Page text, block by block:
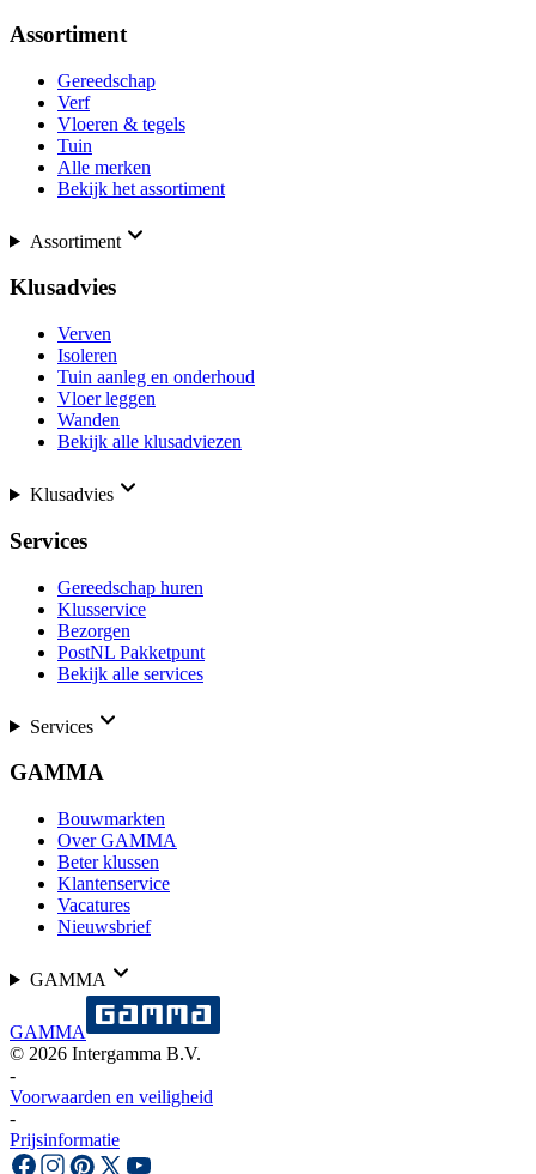
Assortiment
Gereedschap
Verf
Vloeren & tegels
Tuin
Alle merken
Bekijk het assortiment
Assortiment
Klusadvies
Verven
Isoleren
Tuin aanleg en onderhoud
Vloer leggen
Wanden
Bekijk alle klusadviezen
Klusadvies
Services
Gereedschap huren
Klusservice
Bezorgen
PostNL Pakketpunt
Bekijk alle services
Services
GAMMA
Bouwmarkten
Over GAMMA
Beter klussen
Klantenservice
Vacatures
Nieuwsbrief
GAMMA
GAMMA
© 2026 Intergamma B.V.
-
Voorwaarden en veiligheid
-
Prijsinformatie